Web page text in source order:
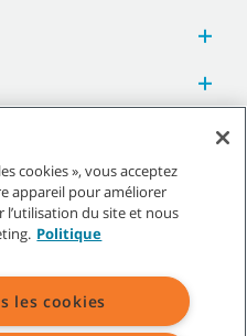
réservés.
| Conditions d’utilisation
de vente
cookies », vous acceptez
appareil pour améliorer
l’utilisation du site et nous
Politique
les cookies